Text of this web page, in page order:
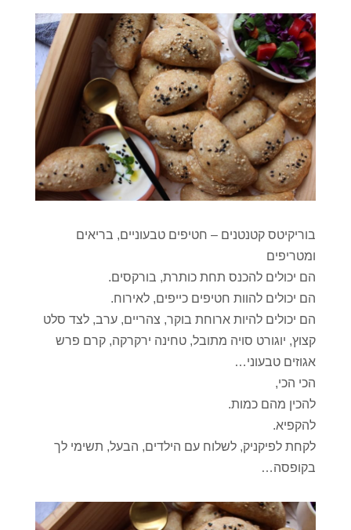
בוריקיטס קטנטנים – חטיפים טבעוניים, בריאים
ומטריפים
הם יכולים להכנס תחת כותרת, בורקסים.
הם יכולים להוות חטיפים כייפים, לאירוח.
הם יכולים להיות ארוחת בוקר, צהריים, ערב, לצד סלט
קצוץ, יוגורט סויה מתובל, טחינה ירקרקה, קרם פרש
אגוזים טבעוני…
הכי הכי,
להכין מהם כמות.
להקפיא.
לקחת לפיקניק, לשלוח עם הילדים, הבעל, תשימי לך
בקופסה…